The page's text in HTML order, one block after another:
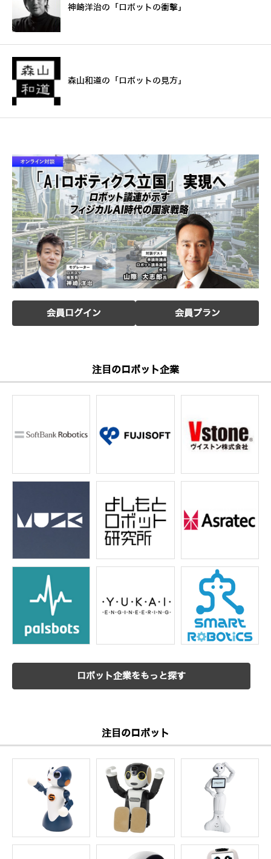
神崎洋治の「ロボットの衝撃」
森山和道の「ロボットの見方」
会員ログイン 会員プラン
注目のロボット企業
ロボット企業をもっと探す
注目のロボット